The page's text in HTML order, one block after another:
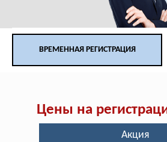
ВРЕМЕННАЯ РЕГИСТРАЦИЯ
Цены на
Акция